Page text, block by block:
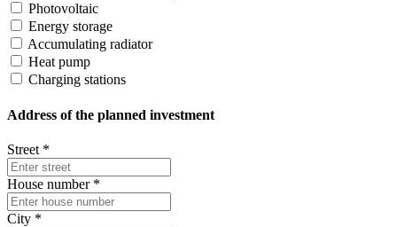
Photovoltaic
Energy storage
Accumulating radiator
Heat pump
Charging stations
Address of the planned investment
Street *
House number *
City *